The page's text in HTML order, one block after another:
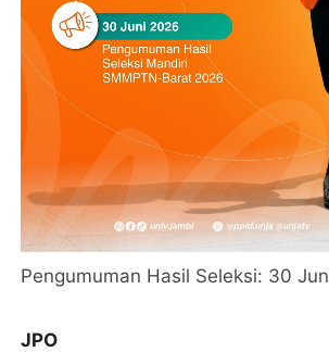
Pengumuman Hasil Seleksi: 30
JPO